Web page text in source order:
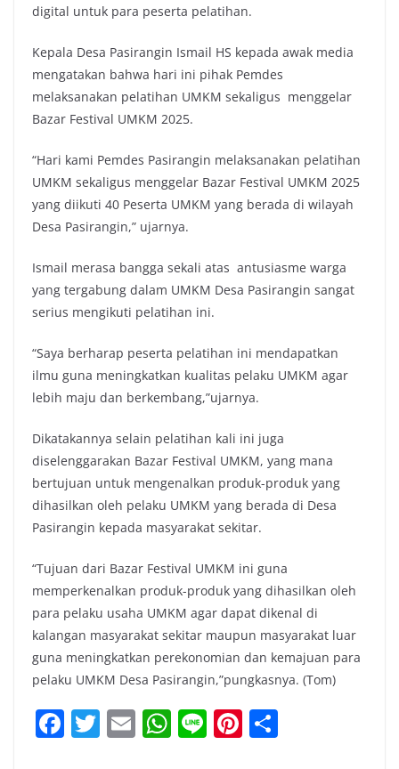
digital untuk para peserta pelatihan.
Kepala Desa Pasirangin Ismail HS kepada awak media
mengatakan bahwa hari ini pihak Pemdes
melaksanakan pelatihan UMKM sekaligus menggelar
Bazar Festival UMKM 2025.
“Hari kami Pemdes Pasirangin melaksanakan pelatihan
UMKM sekaligus menggelar Bazar Festival UMKM 2025
yang diikuti 40 Peserta UMKM yang berada di wilayah
Desa Pasirangin,” ujarnya.
Ismail merasa bangga sekali atas antusiasme warga
yang tergabung dalam UMKM Desa Pasirangin sangat
serius mengikuti pelatihan ini.
“Saya berharap peserta pelatihan ini mendapatkan
ilmu guna meningkatkan kualitas pelaku UMKM agar
lebih maju dan berkembang,”ujarnya.
Dikatakannya selain pelatihan kali ini juga
diselenggarakan Bazar Festival UMKM, yang mana
bertujuan untuk mengenalkan produk-produk yang
dihasilkan oleh pelaku UMKM yang berada di Desa
Pasirangin kepada masyarakat sekitar.
“Tujuan dari Bazar Festival UMKM ini guna
memperkenalkan produk-produk yang dihasilkan oleh
para pelaku usaha UMKM agar dapat dikenal di
kalangan masyarakat sekitar maupun masyarakat luar
guna meningkatkan perekonomian dan kemajuan para
pelaku UMKM Desa Pasirangin,”pungkasnya. (Tom)
F T E W Li Pi